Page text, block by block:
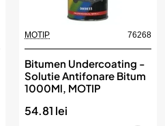
MOTIP 76268
Bitumen Undercoating -
Solutie Antifonare Bitum
1000Ml, MOTIP
54.81 lei